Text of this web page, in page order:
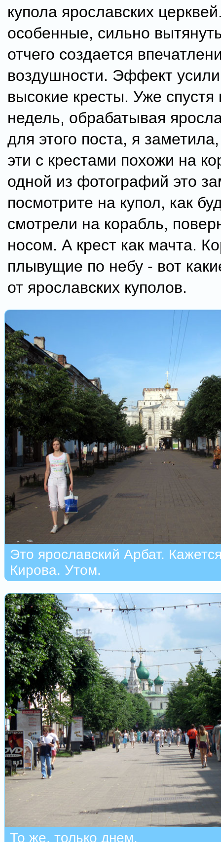
купола ярославских
особенные, сильно
отчего создается
воздушности. Эффект
высокие кресты. Уже спустя
недель, обрабатывая
для этого поста, я
эти с крестами похожи на
одной из фотографий это
посмотрите на купол, как
смотрели на корабль,
носом. А крест как мачта.
плывущие по небу - вот
от ярославских куполов.
Это ярославский Арбат.
Кирова. Утом.
То же, только днем.